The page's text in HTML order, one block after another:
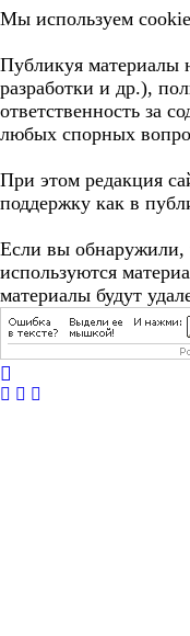
Мы используем
Публикуя материалы
разработки и др.),
ответственность за
любых спорных
При этом редакция
поддержку как в
Если вы обнаружили,
используются
материалы будут